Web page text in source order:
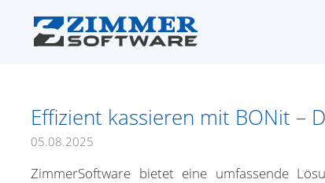
Effizient kassieren mit BONit –
05.08.2025
ZimmerSoftware bietet eine umfassende